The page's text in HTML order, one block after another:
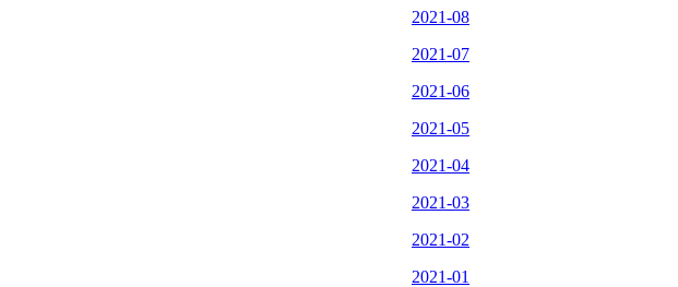
2021-08
2021-07
2021-06
2021-05
2021-04
2021-03
2021-02
2021-01